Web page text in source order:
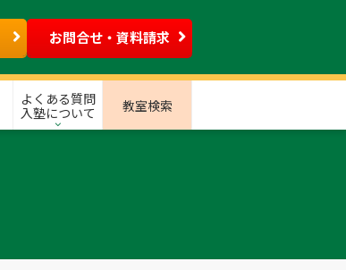
お問合せ・資料請求
よくある質問
入塾について
教室検索